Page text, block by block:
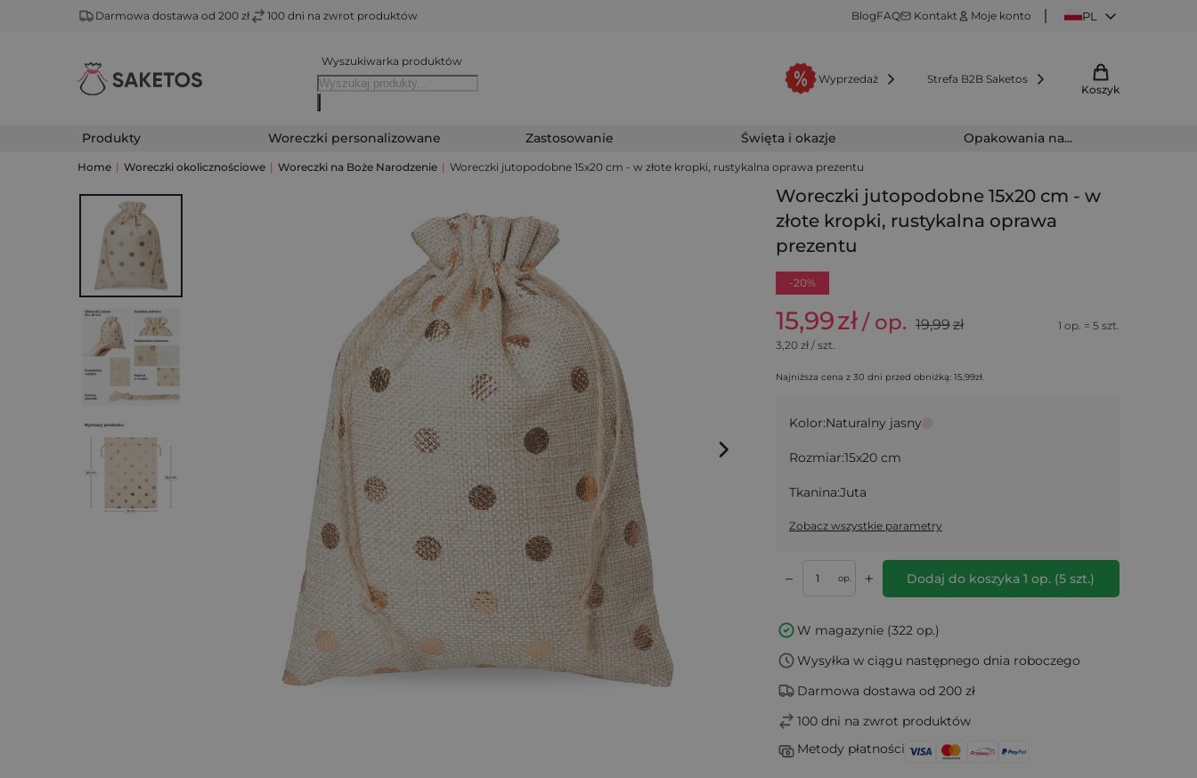
Darmowa dostawa od 200 zł 100 dni na zwrot produktów BlogFAQ Kontakt Moje konto PL
Wyszukiwarka produktów
Wyprzedaż
Strefa B2B Saketos
Koszyk
Produkty Woreczki personalizowane Zastosowanie Święta i okazje Opakowania na...
Home | Woreczki okolicznościowe | Woreczki na Boże Narodzenie | Woreczki jutopodobne 15x20 cm - w złote kropki, rustykalna oprawa prezentu
Woreczki jutopodobne 15x20 cm - w
złote kropki, rustykalna oprawa
prezentu
-20%
15,99zł/ op. 19,99zł
1 op. = 5 szt.
3,20zł / szt.
Najniższa cena z 30 dni przed obniżką: 15,99zł.
Kolor:Naturalny jasny
Rozmiar:15x20 cm
Tkanina:Juta
Zobacz wszystkie parametry
– op. + Dodaj do koszyka1 op. (5 szt.)
W magazynie (322 op.)
Wysyłka w ciągu następnego dnia roboczego
Darmowa dostawa od 200 zł
100 dni na zwrot produktów
Metody płatności